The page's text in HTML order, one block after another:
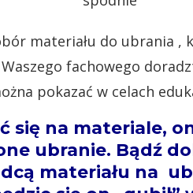
materiału do ubrania ,
fachowego
pokazać w celach
się na materiale,
ubranie. Bądź
materiału na